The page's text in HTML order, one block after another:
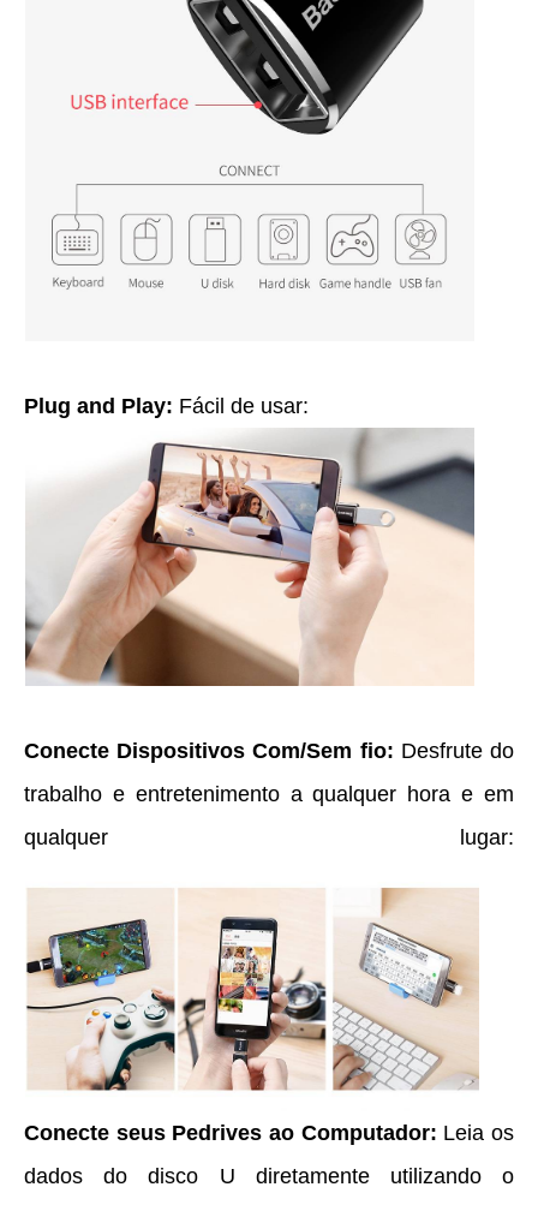
Plug and Play: Fácil de usar:
Conecte Dispositivos Com/Sem fio: Desfrute do
trabalho e entretenimento a qualquer hora e em
qualquer lugar:
Conecte seus Pedrives ao Computador: Leia os
dados do disco U diretamente utilizando o